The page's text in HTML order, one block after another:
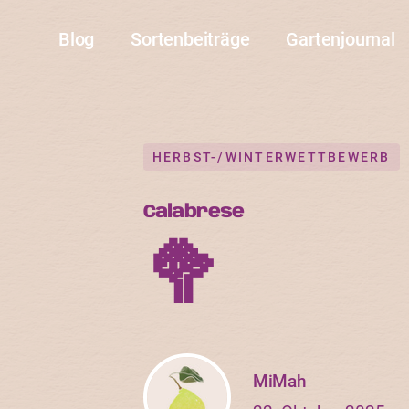
Blog Sortenbeiträge Gartenjournal
HERBST-/WINTERWETTBEWERB
Calabrese
🥦
MiMah